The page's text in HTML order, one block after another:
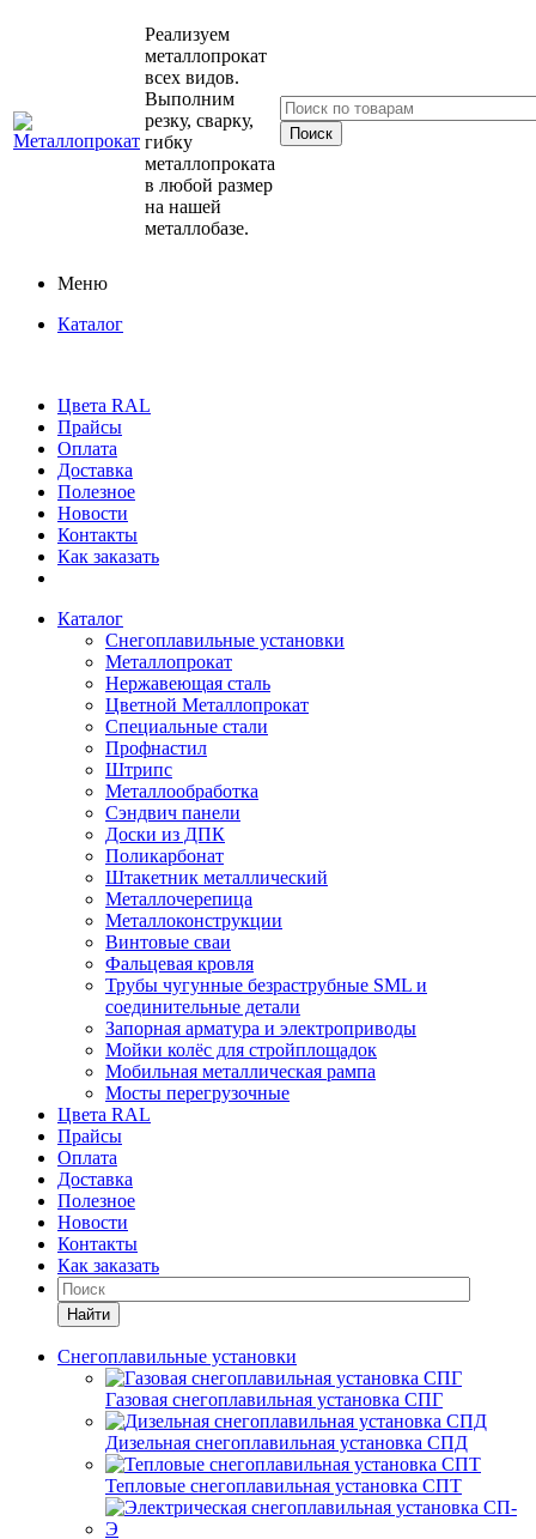
Реализуем
металлопрокат
всех видов.
Выполним
резку, сварку,
гибку
металлопроката
в любой размер
на нашей
металлобазе.
Меню
Каталог
Цвета RAL
Прайсы
Оплата
Доставка
Полезное
Новости
Контакты
Как заказать
Каталог
Снегоплавильные установки
Металлопрокат
Нержавеющая сталь
Цветной Металлопрокат
Специальные стали
Профнастил
Штрипс
Металлообработка
Сэндвич панели
Доски из ДПК
Поликарбонат
Штакетник металлический
Металлочерепица
Металлоконструкции
Винтовые сваи
Фальцевая кровля
Трубы чугунные безраструбные SML и
соединительные детали
Запорная арматура и электроприводы
Мойки колёс для стройплощадок
Мобильная металлическая рампа
Мосты перегрузочные
Цвета RAL
Прайсы
Оплата
Доставка
Полезное
Новости
Контакты
Как заказать
Найти
Снегоплавильные установки
Газовая снегоплавильная установка СПГ
Дизельная снегоплавильная установка СПД
Тепловые снегоплавильная установка СПТ